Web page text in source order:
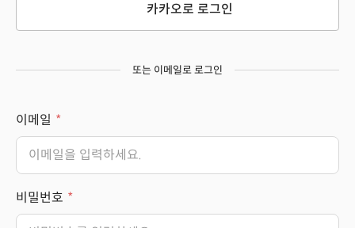
카카오로 로그인
또는 이메일로 로그인
이메일
비밀번호